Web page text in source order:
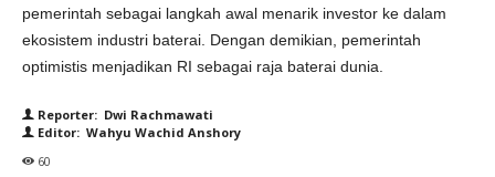
pemerintah sebagai langkah awal menarik investor ke dalam
ekosistem industri baterai. Dengan demikian, pemerintah
optimistis menjadikan RI sebagai raja baterai dunia.
Reporter: Dwi Rachmawati
Editor: Wahyu Wachid Anshory
60